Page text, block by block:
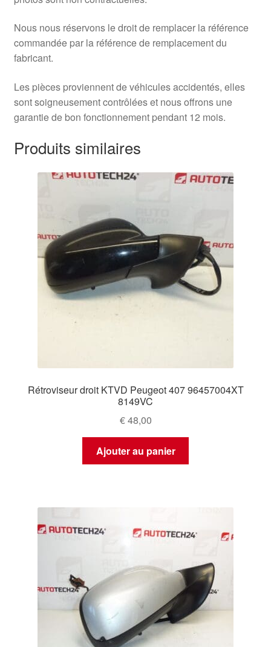
Nous nous réservons le droit de remplacer la référence
commandée par la référence de remplacement du
fabricant.
Les pièces proviennent de véhicules accidentés, elles
sont soigneusement contrôlées et nous offrons une
garantie de bon fonctionnement pendant 12 mois.
Produits similaires
Rétroviseur droit KTVD Peugeot 407 96457004XT
8149VC
€48,00
Ajouter au panier